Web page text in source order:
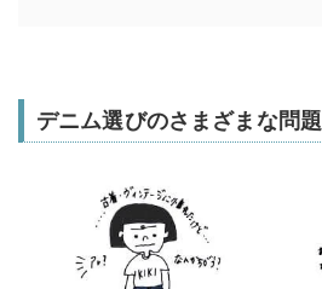
デニム選びのさまざまな問題